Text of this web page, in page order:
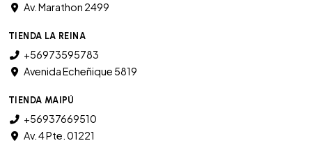
Av. Marathon 2499
TIENDA LA REINA
+56973595783
Avenida Echeñique 5819
TIENDA MAIPÚ
+56937669510
Av. 4 Pte. 01221